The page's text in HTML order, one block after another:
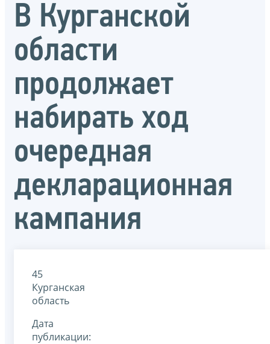
В Курганской
области
продолжает
набирать ход
очередная
декларационная
кампания
45
Курганская
область
Дата
публикации: